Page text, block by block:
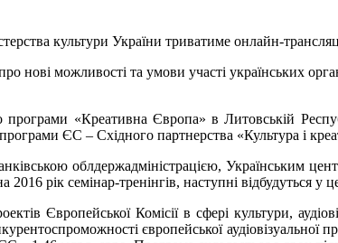
культури України триватиме онлайн-
нові можливості та умови участі українських
«Креативна Європа» в Литовській
ЄС – Східного партнерства «Культура і
облдержадміністрацією, Українським
рік семінар-тренінгів, наступні відбудуться у
Європейської Комісії в сфері культури,
європейської аудіовізуальної